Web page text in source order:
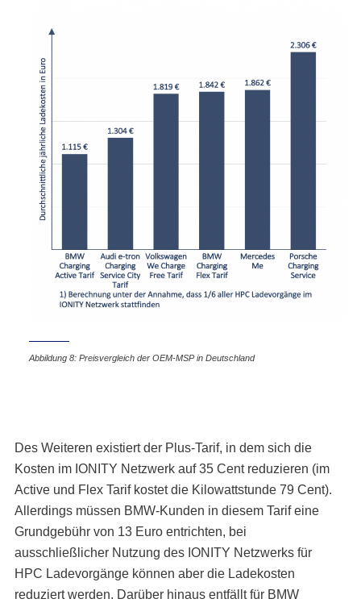
Abbildung 8: Preisvergleich der OEM-MSP in Deutschland
Des Weiteren existiert der Plus-Tarif, in dem sich die
Kosten im IONITY Netzwerk auf 35 Cent reduzieren (im
Active und Flex Tarif kostet die Kilowattstunde 79 Cent).
Allerdings müssen BMW-Kunden in diesem Tarif eine
Grundgebühr von 13 Euro entrichten, bei
ausschließlicher Nutzung des IONITY Netzwerks für
HPC Ladevorgänge können aber die Ladekosten
reduziert werden. Darüber hinaus entfällt für BMW